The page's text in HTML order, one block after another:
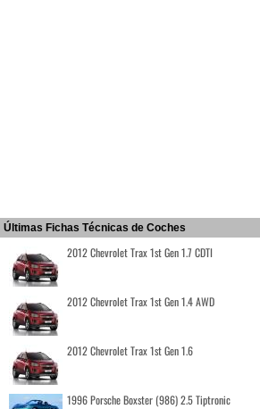
Últimas Fichas Técnicas de Coches
2012 Chevrolet Trax 1st Gen 1.7 CDTI
2012 Chevrolet Trax 1st Gen 1.4 AWD
2012 Chevrolet Trax 1st Gen 1.6
1996 Porsche Boxster (986) 2.5 Tiptronic